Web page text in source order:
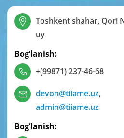
Toshkent shahar, Qori
uy
Bog‘lanish:
+(99871) 237-46-68
devon@tiiame.uz,
admin@tiiame.uz
Bog‘lanish: